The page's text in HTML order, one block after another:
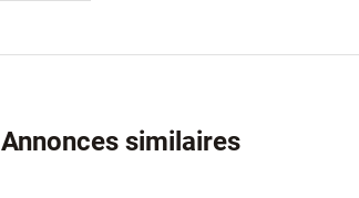
Annonces similaires